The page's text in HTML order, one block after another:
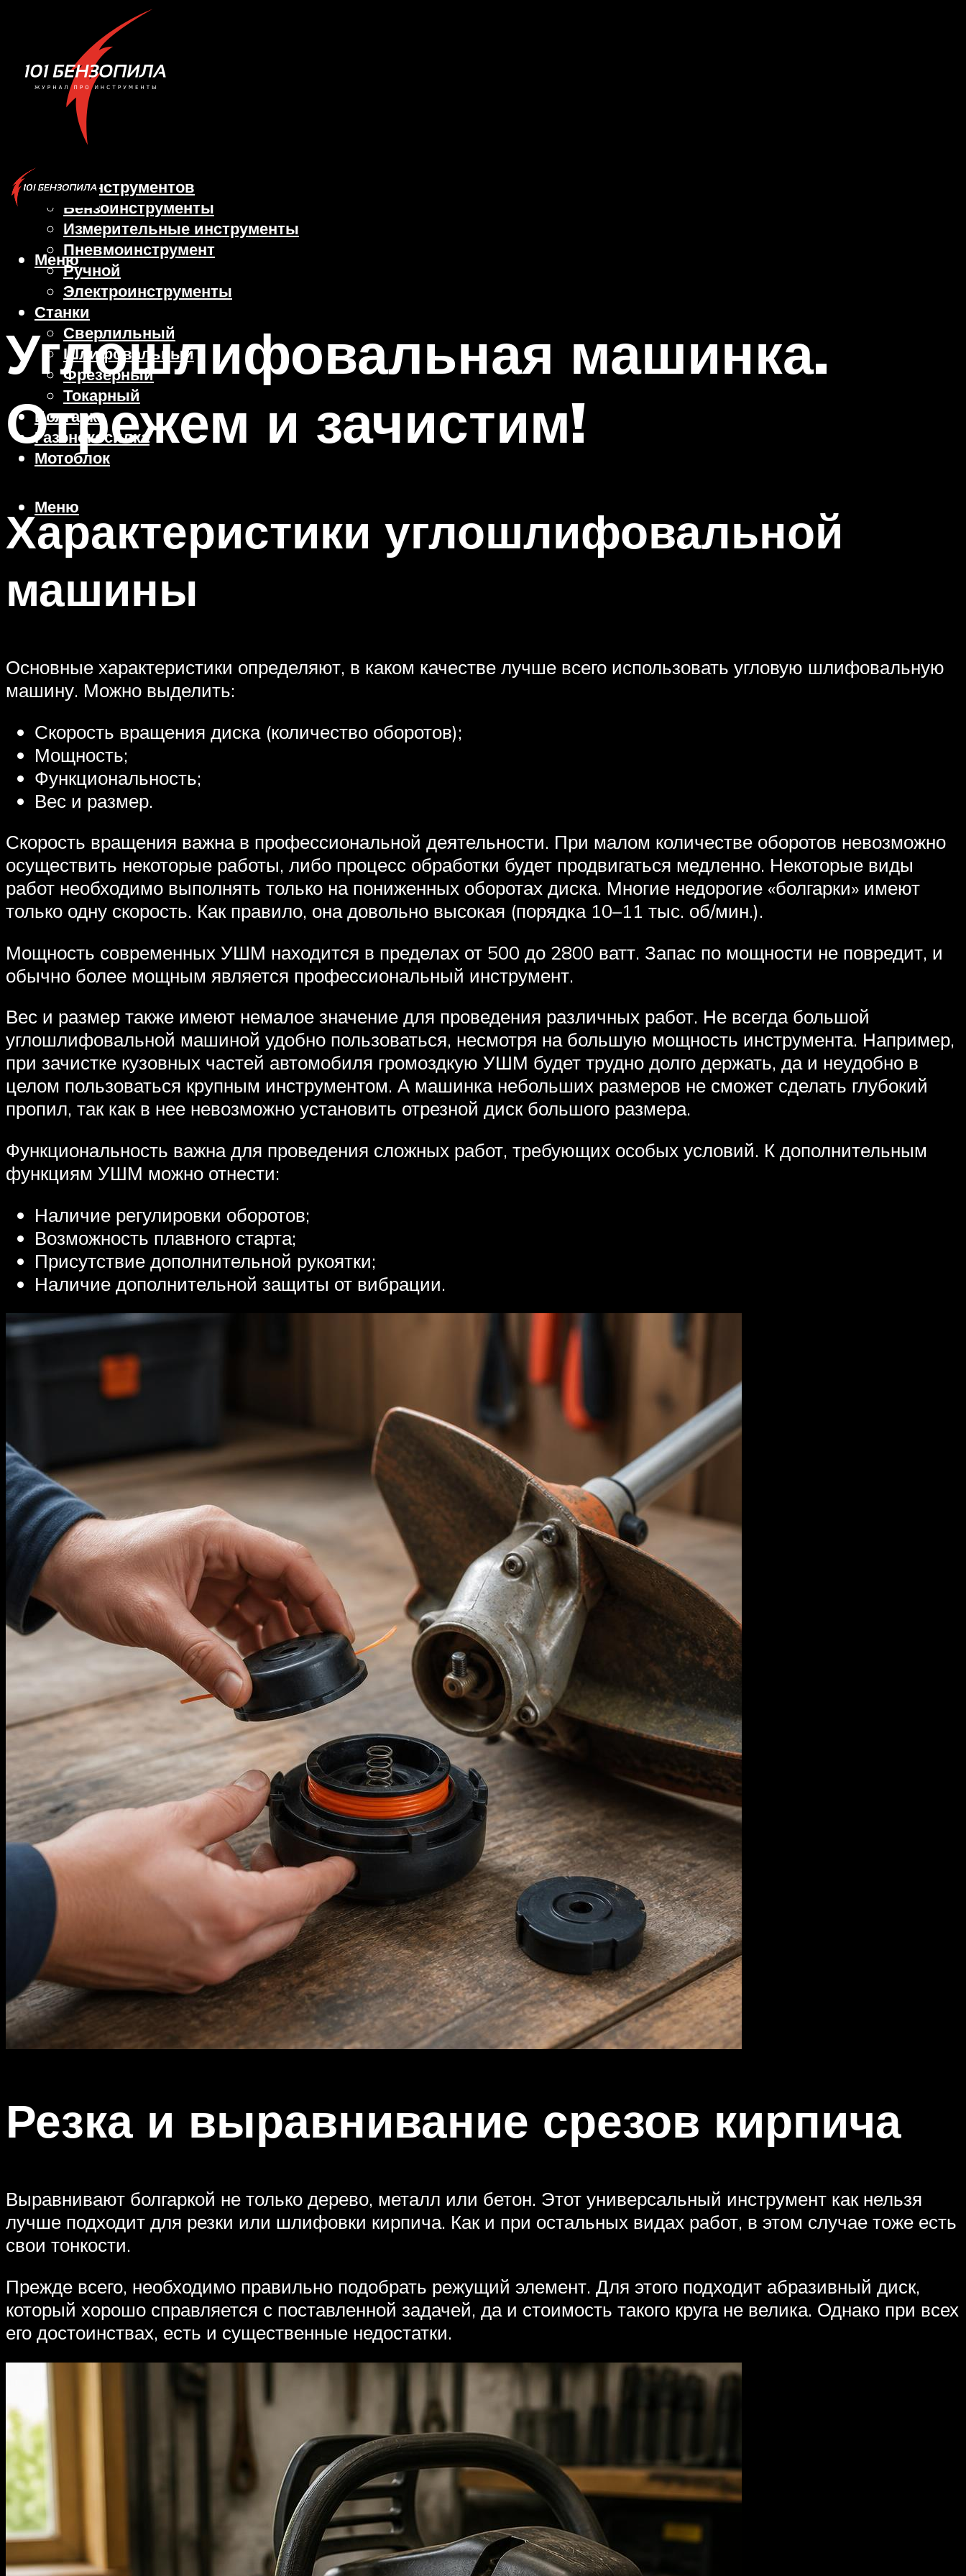
Виды инструментов
Бензоинструменты
Измерительные инструменты
Пневмоинструмент
Ручной
Электроинструменты
Станки
Сверлильный
Шлифовальный
Фрезерный
Токарный
Болгарка
Газонокосилка
Мотоблок
Меню
Меню
Углошлифовальная машинка.
Отрежем и зачистим!
Характеристики углошлифовальной
машины
Основные характеристики определяют, в каком качестве лучше всего использовать угловую шлифовальную
машину. Можно выделить:
Скорость вращения диска (количество оборотов);
Мощность;
Функциональность;
Вес и размер.
Скорость вращения важна в профессиональной деятельности. При малом количестве оборотов невозможно
осуществить некоторые работы, либо процесс обработки будет продвигаться медленно. Некоторые виды
работ необходимо выполнять только на пониженных оборотах диска. Многие недорогие «болгарки» имеют
только одну скорость. Как правило, она довольно высокая (порядка 10–11 тыс. об/мин.).
Мощность современных УШМ находится в пределах от 500 до 2800 ватт. Запас по мощности не повредит, и
обычно более мощным является профессиональный инструмент.
Вес и размер также имеют немалое значение для проведения различных работ. Не всегда большой
углошлифовальной машиной удобно пользоваться, несмотря на большую мощность инструмента. Например,
при зачистке кузовных частей автомобиля громоздкую УШМ будет трудно долго держать, да и неудобно в
целом пользоваться крупным инструментом. А машинка небольших размеров не сможет сделать глубокий
пропил, так как в нее невозможно установить отрезной диск большого размера.
Функциональность важна для проведения сложных работ, требующих особых условий. К дополнительным
функциям УШМ можно отнести:
Наличие регулировки оборотов;
Возможность плавного старта;
Присутствие дополнительной рукоятки;
Наличие дополнительной защиты от вибрации.
Резка и выравнивание срезов кирпича
Выравнивают болгаркой не только дерево, металл или бетон. Этот универсальный инструмент как нельзя
лучше подходит для резки или шлифовки кирпича. Как и при остальных видах работ, в этом случае тоже есть
свои тонкости.
Прежде всего, необходимо правильно подобрать режущий элемент. Для этого подходит абразивный диск,
который хорошо справляется с поставленной задачей, да и стоимость такого круга не велика. Однако при всех
его достоинствах, есть и существенные недостатки.